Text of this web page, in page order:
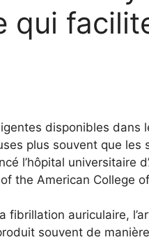
qui
disponibles dans
plus souvent que les
l’hôpital universitaire
the American College
fibrillation auriculaire,
souvent de